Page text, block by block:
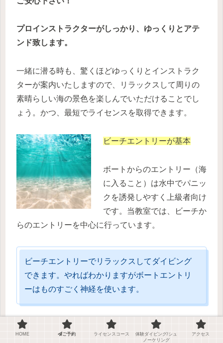
プロインストラクターがしっかり、ゆっくりとアテ
ンド致します。
一緒に潜る時も、驚くほどゆっくりとインストラク
ターが案内いたしますので、リラックスして周りの
素晴らしい海の景色を楽しんでいただけることでし
ょう。かつ、最短でライセンスを取得できます。
ビーチエントリーが基本
ボートからのエントリー（海
に入ること）は水中でパニッ
クを誘発しやすく上級者向け
です。当教室では、ビーチか
らのエントリーを中心に行っています。
ビーチエントリーでリラックスしてダイビング
できます。やればわかりますがボートエントリ
ーはものすごく神経を使います。
HOME ご予約 ライセンスコース
体験ダイビング/シュ
ノーケリング
アクセス